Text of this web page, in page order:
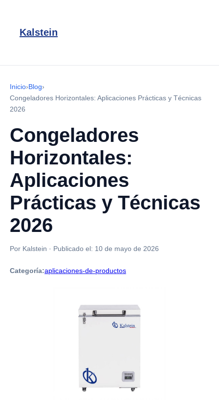
Kalstein
Inicio›Blog›
Congeladores Horizontales: Aplicaciones Prácticas y Técnicas
2026
Congeladores
Horizontales:
Aplicaciones
Prácticas y Técnicas
2026
Por Kalstein · Publicado el: 10 de mayo de 2026
Categoría:aplicaciones-de-productos